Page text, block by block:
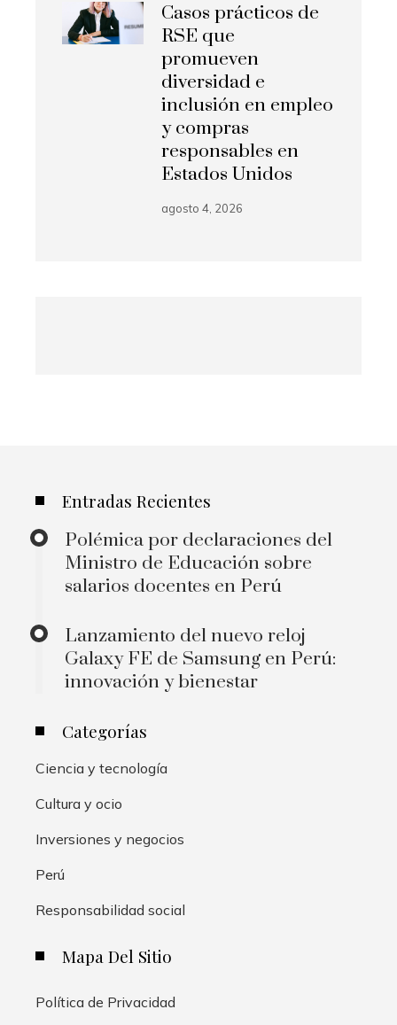
Casos prácticos de
RSE que
promueven
diversidad e
inclusión en empleo
y compras
responsables en
Estados Unidos
agosto 4, 2026
Entradas Recientes
Polémica por declaraciones del
Ministro de Educación sobre
salarios docentes en Perú
Lanzamiento del nuevo reloj
Galaxy FE de Samsung en Perú:
innovación y bienestar
Categorías
Ciencia y tecnología
Cultura y ocio
Inversiones y negocios
Perú
Responsabilidad social
Mapa Del Sitio
Política de Privacidad